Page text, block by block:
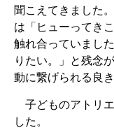
聞こえてきました
は「ヒューってき
触れ合っていまし
りたい。」と残念
動に繋げられる良
子どものアトリ
した。